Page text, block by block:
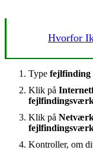
Hvorfor
Type fejlfinding
Klik på
Klik på
Kontroller, om